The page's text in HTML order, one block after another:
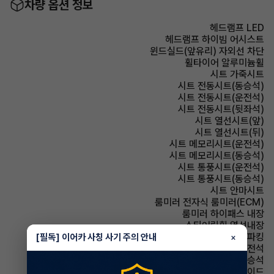
차량 옵션 정보
헤드램프 LED
헤드램프 하이빔 어시스트
윈드실드(앞유리) 자외선 차단
휠타이어 알루미늄휠
시트 가죽시트
시트 전동시트(동승석)
시트 전동시트(운전석)
시트 전동시트(뒷좌석)
시트 열선시트(앞)
시트 열선시트(뒤)
시트 메모리시트(운전석)
시트 메모리시트(동승석)
시트 통풍시트(운전석)
시트 통풍시트(동승석)
시트 안마시트
룸미러 전자식 룸미러(ECM)
룸미러 하이패스 내장
스티어링휠 열선내장
파킹 전자식 파킹
에어백 운전석
에어백 동승석
[필독] 이어카 사칭 사기 주의 안내 ×